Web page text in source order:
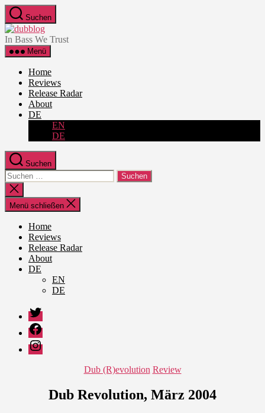
Zum
Inhalt
springen
Suchen
dubblog
In Bass We Trust
Menü
Home
Reviews
Release Radar
About
DE
EN
DE
Suchen
Suche
nach:
Suche
schließen
Menü schließen
Home
Reviews
Release Radar
About
DE
EN
DE
Twitter
Facebook
Instagram
Kategorien
Dub (R)evolution Review
Dub Revolution, März 2004